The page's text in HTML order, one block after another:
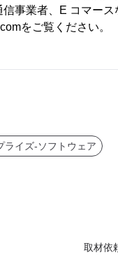
信事業者、E コマー
をご覧ください。
ライズ-ソフトウェア
取材依